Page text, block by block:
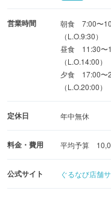
営業時間
朝食 7:00〜
（L.O.9:30）
昼食 11:30〜
（L.O.14:00）
夕食 17:00〜
（L.O.20:00）
定休日 年中無休
料金・費用 平均予算
公式サイト ぐるなび店舗